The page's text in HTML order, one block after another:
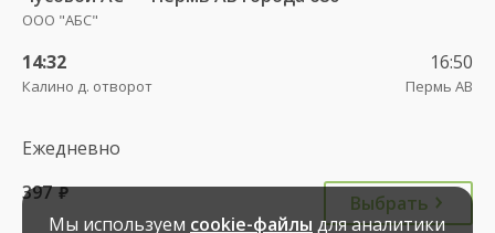
ООО "АБС"
14:32
Калино д. отворот
16:50
Пермь АВ
Ежедневно
397 руб.
Выбрать
Мы используем cookie-файлы для аналитики